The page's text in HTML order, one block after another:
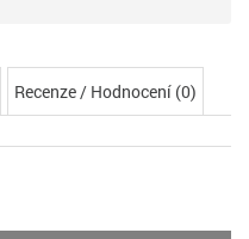
Recenze / Hodnocení (0)